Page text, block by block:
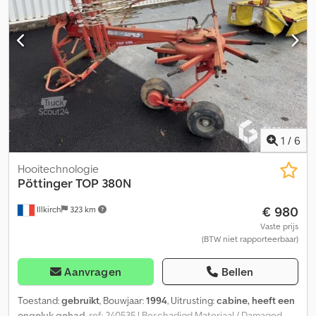
doseerwalsen 0110 Instapluik, opstapladder, 0120
Waarschuwingsborden, verlichtingsinstallatie, 0130 EXPERT
bedieningspaneel, Dodpfxsxc Ri Es Ag Hjck 0140 CCI A3 joystick
0150 Banden 800/45 R26,5 0160 Messengarde met 65 messen
1 / 6
Illkirch 323 km
Hooitechnologie
PöttingerTOP 380N
€ 980
Vaste prijs
(BTW niet rapporteerbaar)
Aanvragen Bellen
Toestand:gebruikt, Bouwjaar:1994, Uitrusting:cabine, heeft een